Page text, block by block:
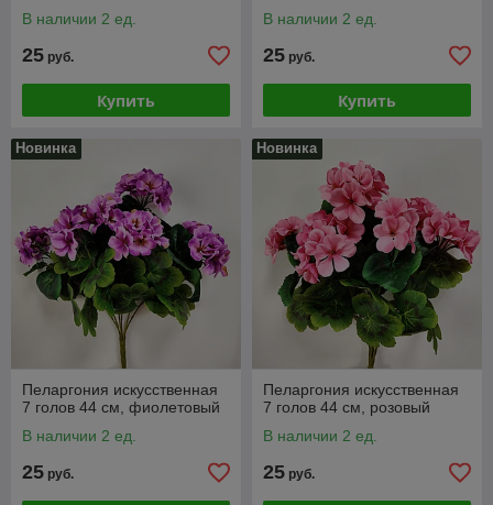
В наличии 2 ед.
25 руб.
Купить
В наличии 2 ед.
25 руб.
Купить
Новинка
Пеларгония искусственная
7 голов 44 см, фиолетовый
В наличии 2 ед.
25 руб.
Новинка
Пеларгония искусственная
7 голов 44 см, розовый
В наличии 2 ед.
25 руб.